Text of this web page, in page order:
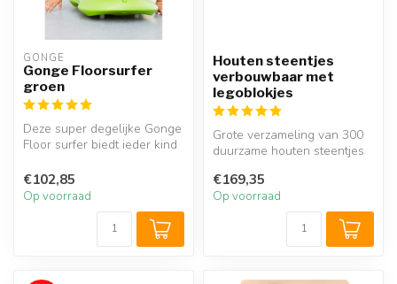
GONGE
Gonge Floorsurfer
groen
Deze super degelijke Gonge
Floor surfer biedt ieder kind
€102,85
Op voorraad
Houten steentjes
verbouwbaar met
legoblokjes
Grote verzameling van 300
duurzame houten steentjes
€169,35
Op voorraad